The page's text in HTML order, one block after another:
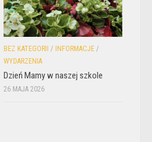
BEZ KATEGORII / INFORMACJE /
WYDARZENIA
Dzień Mamy w naszej szkole
26 MAJA 2026